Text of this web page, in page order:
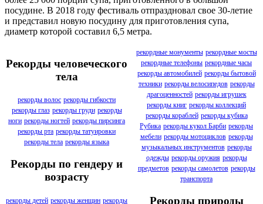
посудине. В 2018 году фестиваль отпраздновал свое 30-летие
и представил новую посудину для приготовления супа,
диаметр которой составил 6,5 метра.
Рекорды человеческого
тела
рекорды волос рекорды гибкости
рекорды глаз рекорды груди рекорды
ноги рекорды ногтей рекорды пирсинга
рекорды рта рекорды татуировки
рекорды тела рекорды языка
Рекорды по гендеру и
возрасту
рекорды детей рекорды женщин рекорды
рекордные монументы рекордные мосты
рекордные телефоны рекордные часы
рекорды автомобилей рекорды бытовой
техники рекорды велосипедов рекорды
драгоценностей рекорды игрушек
рекорды книг рекорды коллекций
рекорды кораблей рекорды кубика
Рубика рекорды кукол Барби рекорды
мебели рекорды мотоциклов рекорды
музыкальных инструментов рекорды
одежды рекорды оружия рекорды
предметов рекорды самолетов рекорды
транспорта
Рекорды природы